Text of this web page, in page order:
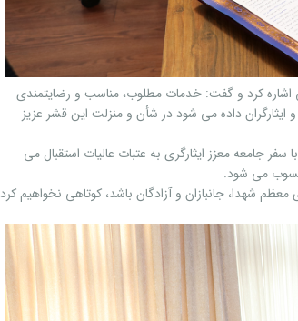
اشاره کرد و گفت: خدمات مطلوب، مناسب و رضایتمندی
ایثارگران داده می شود در شأن و منزلت این قشر عزیز
سفر جامعه معزز ایثارگری به عتبات عالیات استقبال می
می شود.
شهدا، جانبازان و آزادگان باشد، کوتاهی نخواهیم کرد